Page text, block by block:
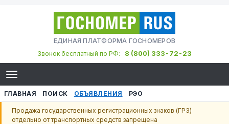
ЕДИНАЯ ПЛАТФОРМА ГОСНОМЕРОВ
Звонок бесплатный по РФ:
8 (800) 333-72-23
ГЛАВНАЯ ПОИСК ОБЪЯВЛЕНИЯ РЭО
Продажа государственных регистрационных знаков (ГРЗ)
отдельно от транспортных средств запрещена